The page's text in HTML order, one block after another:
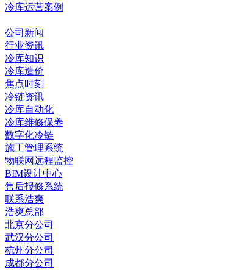
冷库运营案例
公司新闻
行业资讯
冷库知识
冷库造价
焦点时刻
冷链资讯
冷库自动化
冷库维修保养
数字化冷链
施工管理系统
物联网远程监控
BIM设计中心
售后报修系统
联系浩爽
浩爽总部
北京分公司
武汉分公司
杭州分公司
成都分公司